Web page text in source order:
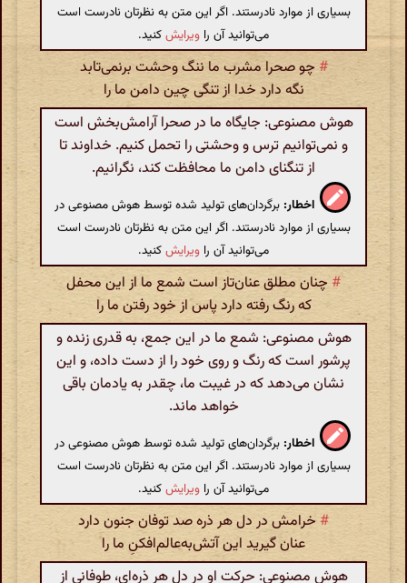
بسیاری از موارد نادرستند. اگر این متن به نظرتان نادرست است
می‌توانید آن را ویرایشکنید.
# چو صحرا مشرب ما ننگ وحشت برنمی‌تابد
نگه دارد خدا از تنگی چین دامن ما را
هوش مصنوعی: جایگاه ما در صحرا آرامش‌بخش است
و نمی‌توانیم ترس و وحشتی را تحمل کنیم. خداوند تا
از تنگنای دامن ما محافظت کند، نگرانیم.
اخطار: برگردان‌های تولید شده توسط هوش مصنوعی در
بسیاری از موارد نادرستند. اگر این متن به نظرتان نادرست است
می‌توانید آن را ویرایشکنید.
# چنان مطلق عنان‌تاز است شمع ما از این محفل
که رنگ رفته دارد پاس از خود رفتن ما را
هوش مصنوعی: شمع ما در این جمع، به قدری زنده و
پرشور است که رنگ و روی خود را از دست داده، و این
نشان می‌دهد که در غیبت ما، چقدر به یادمان باقی
خواهد ماند.
اخطار: برگردان‌های تولید شده توسط هوش مصنوعی در
بسیاری از موارد نادرستند. اگر این متن به نظرتان نادرست است
می‌توانید آن را ویرایشکنید.
# خرامش در دل هر ذره صد توفان جنون دارد
عنان گیرید این آتش‌به‌عالم‌افکنِ ما را
هوش مصنوعی: حرکت او در دل هر ذره‌ای، طوفانی از